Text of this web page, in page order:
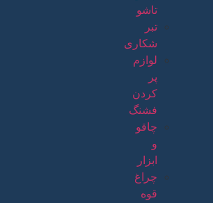
تاشو
تبر
شکاری
لوازم
پر
کردن
فشنگ
چاقو
و
ابزار
چراغ
قوه